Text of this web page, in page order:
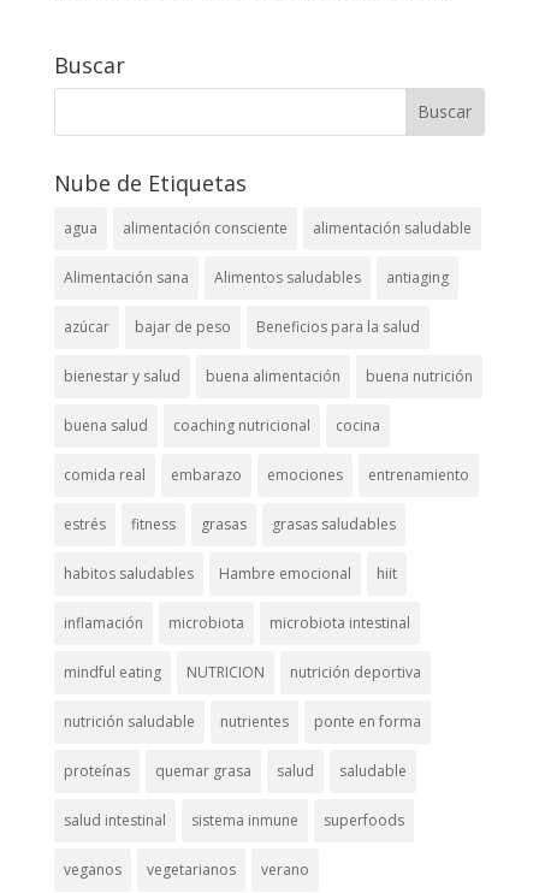
Buscar
Nube de Etiquetas
agua alimentación consciente alimentación saludable
Alimentación sana Alimentos saludables antiaging
azúcar bajar de peso Beneficios para la salud
bienestar y salud buena alimentación buena nutrición
buena salud coaching nutricional cocina
comida real embarazo emociones entrenamiento
estrés fitness grasas grasas saludables
habitos saludables Hambre emocional hiit
inflamación microbiota microbiota intestinal
mindful eating NUTRICION nutrición deportiva
nutrición saludable nutrientes ponte en forma
proteínas quemar grasa salud saludable
salud intestinal sistema inmune superfoods
veganos vegetarianos verano